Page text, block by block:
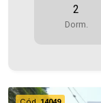
tanto na locação
nos o direito
2
Dorm.